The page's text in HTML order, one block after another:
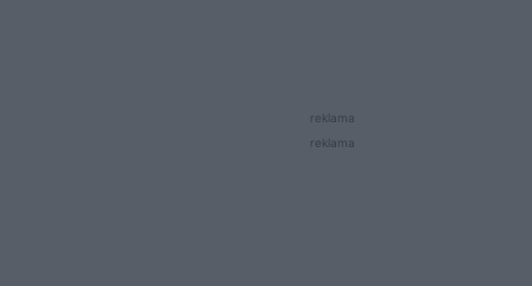
reklama
reklama